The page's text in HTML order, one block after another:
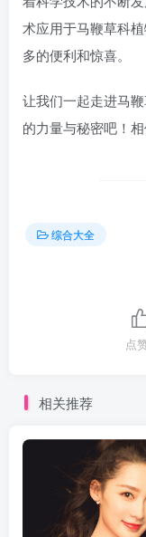
术应用于马鞭草科
多的便利和惊喜。
让我们一起走进马
的力量与秘密吧！
综合大全
点
相关推荐